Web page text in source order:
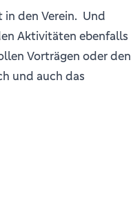
den Verein. Und
Aktivitäten ebenfalls
Vorträgen oder den
und auch das